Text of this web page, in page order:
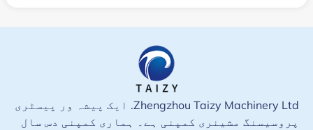
Zhengzhou Taizy Machinery Ltd. ایک پیشہ ور پیسٹری
پروسیسنگ مشینری کمپنی ہے۔ ہماری کمپنی دس سال